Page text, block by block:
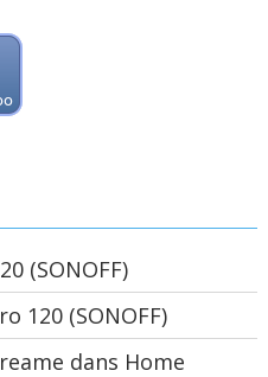
(SONOFF)
120 (SONOFF)
dans Home